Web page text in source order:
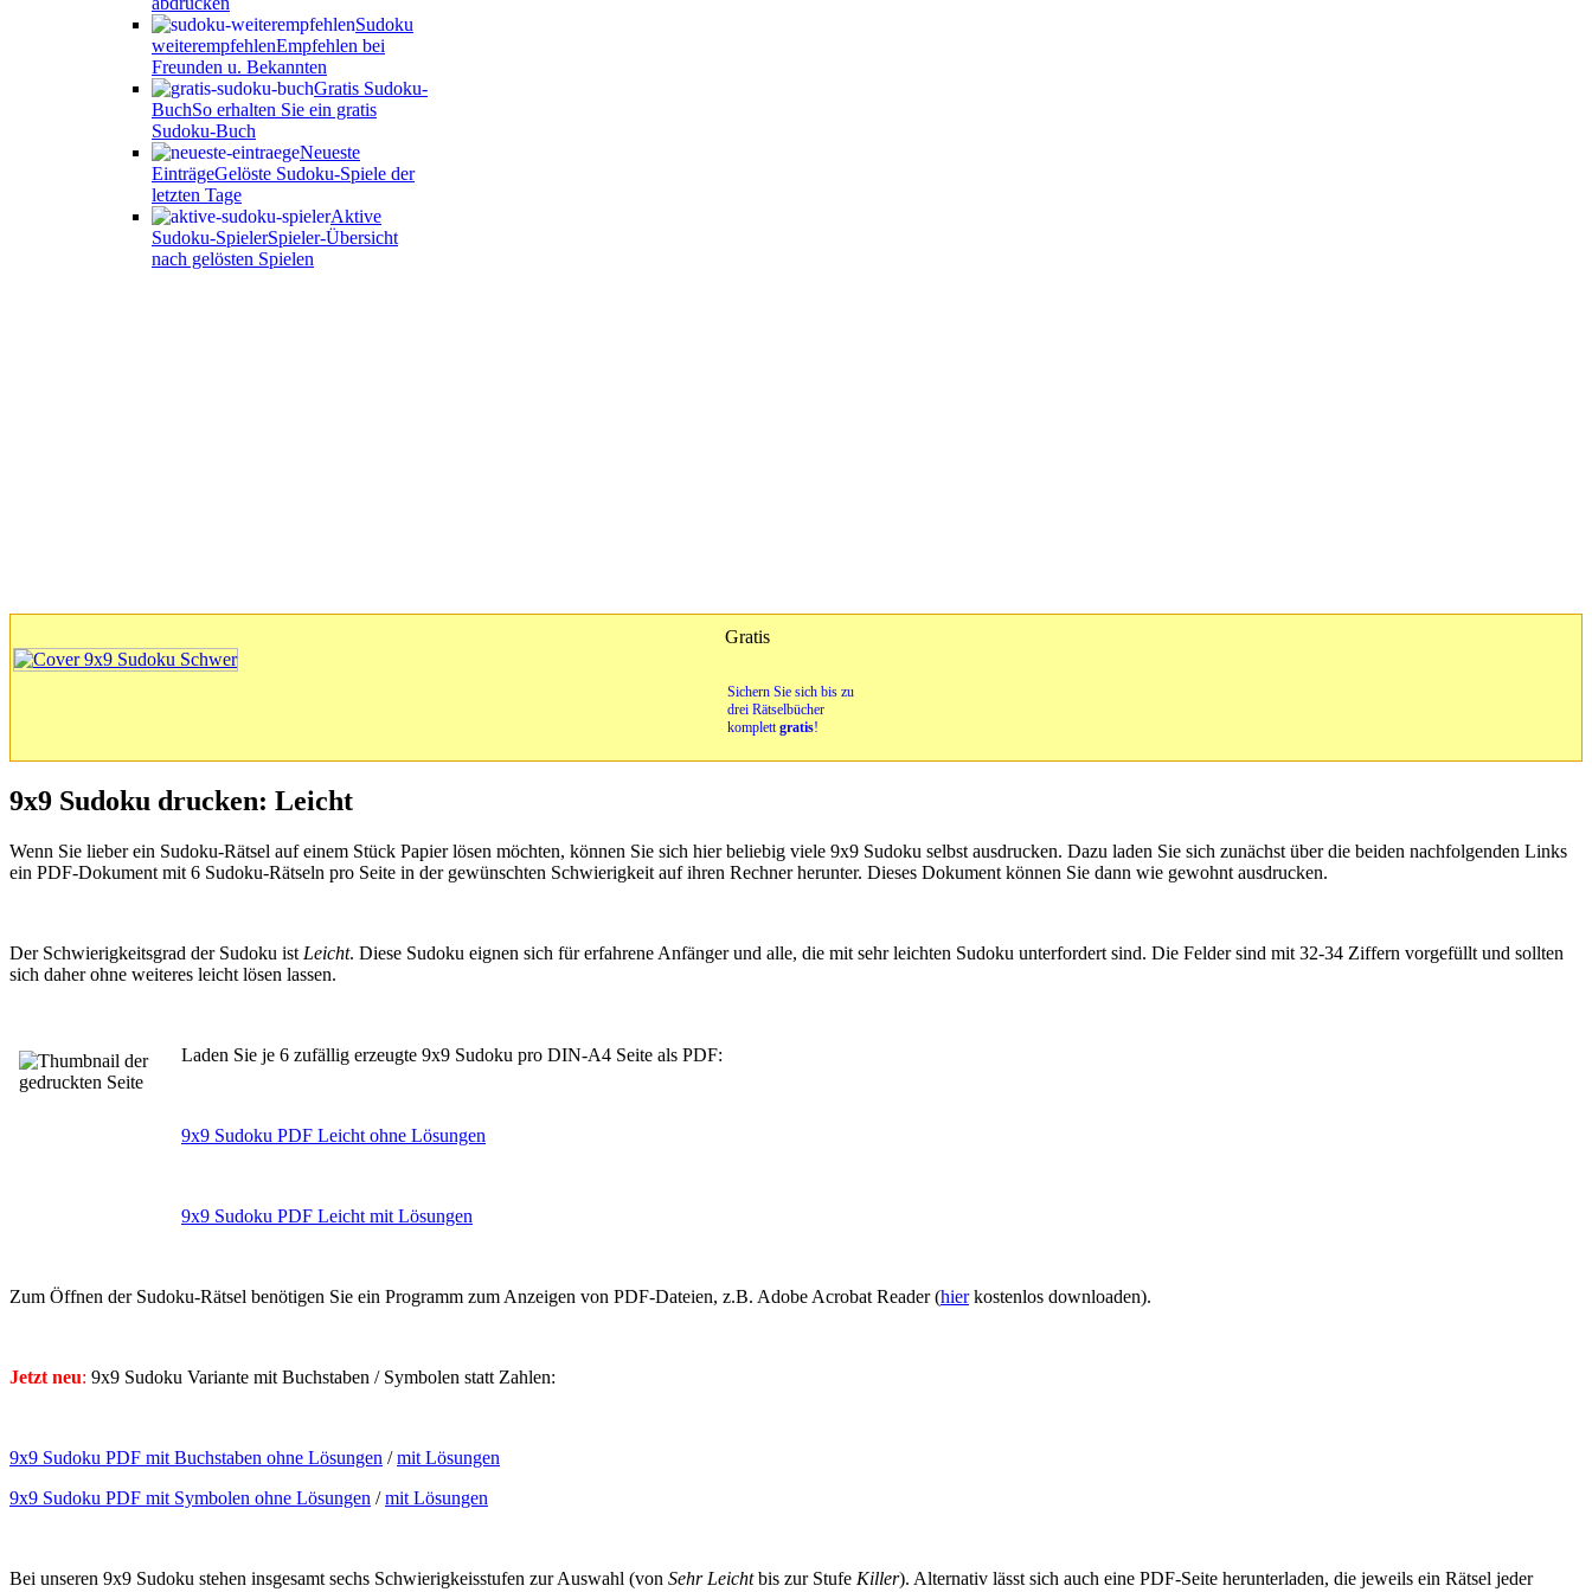
Sudoku
weiterempfehlenEmpfehlen bei
Freunden u. Bekannten
Gratis Sudoku-
BuchSo erhalten Sie ein gratis
Sudoku-Buch
Neueste
EinträgeGelöste Sudoku-Spiele der
letzten Tage
Aktive
Sudoku-SpielerSpieler-Übersicht
nach gelösten Spielen
Gratis
Sichern Sie sich bis zu
drei Rätselbücher
komplettgratis!
9x9 Sudoku drucken: Leicht
Wenn Sie lieber ein Sudoku-Rätsel auf einem Stück Papier lösen möchten, können Sie sich hier beliebig viele 9x9 Sudoku selbst ausdrucken. Dazu laden Sie sich zunächst über die beiden nachfolgenden Links
ein PDF-Dokument mit 6 Sudoku-Rätseln pro Seite in der gewünschten Schwierigkeit auf ihren Rechner herunter. Dieses Dokument können Sie dann wie gewohnt ausdrucken.
Der Schwierigkeitsgrad der Sudoku ist Leicht. Diese Sudoku eignen sich für erfahrene Anfänger und alle, die mit sehr leichten Sudoku unterfordert sind. Die Felder sind mit 32-34 Ziffern vorgefüllt und sollten
sich daher ohne weiteres leicht lösen lassen.
Laden Sie je 6 zufällig erzeugte 9x9 Sudoku pro DIN-A4 Seite als PDF:
9x9 Sudoku PDF Leicht ohne Lösungen
9x9 Sudoku PDF Leicht mit Lösungen
Zum Öffnen der Sudoku-Rätsel benötigen Sie ein Programm zum Anzeigen von PDF-Dateien, z.B. Adobe Acrobat Reader (hierkostenlos downloaden).
Jetzt neu: 9x9 Sudoku Variante mit Buchstaben / Symbolen statt Zahlen:
9x9 Sudoku PDF mit Buchstaben ohne Lösungen /mit Lösungen
9x9 Sudoku PDF mit Symbolen ohne Lösungen /mit Lösungen
Bei unseren 9x9 Sudoku stehen insgesamt sechs Schwierigkeisstufen zur Auswahl (von Sehr Leichtbis zur Stufe Killer). Alternativ lässt sich auch eine PDF-Seite herunterladen, die jeweils ein Rätsel jeder